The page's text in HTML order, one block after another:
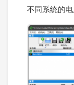
不同系统的